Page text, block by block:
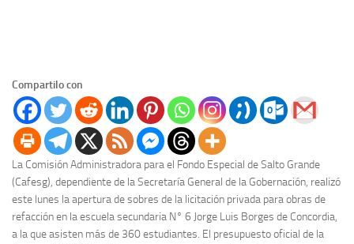
Compartilo con
La Comisión Administradora para el Fondo Especial de Salto Grande
(Cafesg), dependiente de la Secretaría General de la Gobernación, realizó
este lunes la apertura de sobres de la licitación privada para obras de
refacción en la escuela secundaria N° 6 Jorge Luis Borges de Concordia,
a la que asisten más de 360 estudiantes. El presupuesto oficial de la